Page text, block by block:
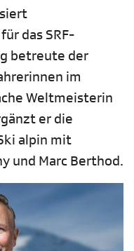
das SRF-
betreute der
im
Weltmeisterin
er die
alpin mit
und Marc Berthod.